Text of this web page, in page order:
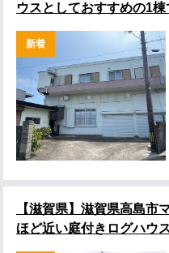
ウスとしておすすめの1棟
新着
【滋賀県】滋賀県高島市
ほど近い庭付きログハウ